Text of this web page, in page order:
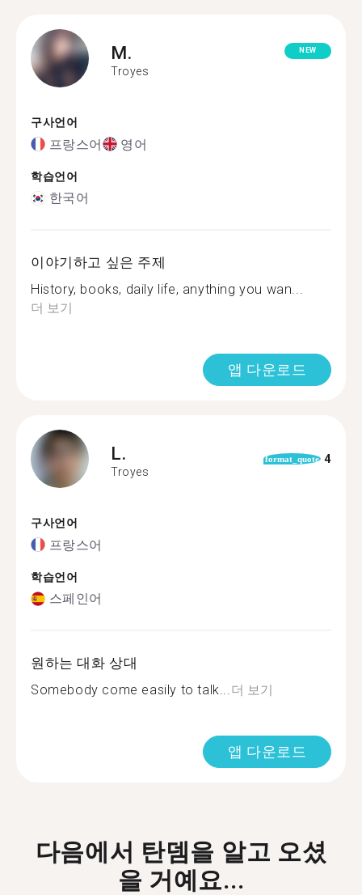
M.
Troyes
NEW
구사언어
프랑스어 영어
학습언어
한국어
이야기하고 싶은 주제
History, books, daily life, anything you wan...
더 보기
앱 다운로드
L.
Troyes
format_quote 4
구사언어
프랑스어
학습언어
스페인어
원하는 대화 상대
Somebody come easily to talk...더 보기
앱 다운로드
다음에서 탄뎀을 알고 오셨
을 거예요...